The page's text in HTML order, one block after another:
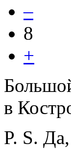
–
8
+
в
P. S.